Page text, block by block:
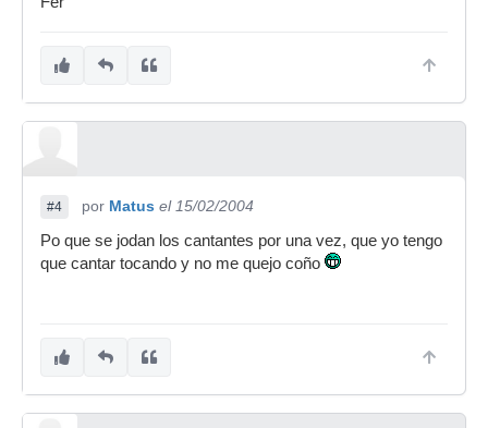
#4 por Matus el 15/02/2004
Po que se jodan los cantantes por una vez, que yo tengo
que cantar tocando y no me quejo coño